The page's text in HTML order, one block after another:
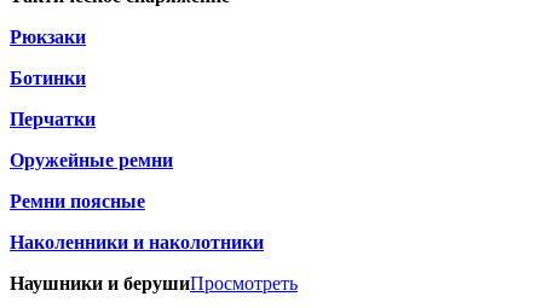
Рюкзаки
Ботинки
Перчатки
Оружейные ремни
Ремни поясные
Наколенники и наколотники
Наушники и берушиПросмотреть